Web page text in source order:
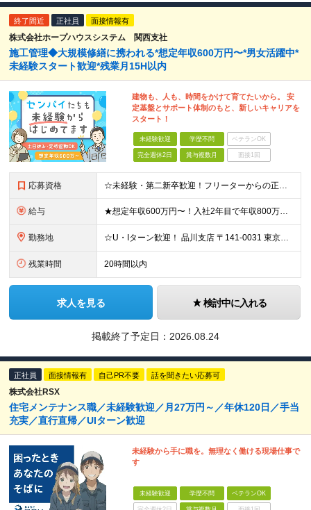
終了間近 正社員 面接情報有
株式会社ホープハウスシステム 関西支社
施工管理◆大規模修繕に携われる*想定年収600万円〜*男女活躍中*
未経験スタート歓迎*残業月15H以内
建物も、人も、時間をかけて育てたいから。 安
定基盤とサポート体制のもと、新しいキャリアを
スタート！
未経験歓迎 学歴不問 ベテランOK
完全週休2日 賞与複数月 面接1回
応募資格 ☆未経験・第二新卒歓迎！フリーターからの正社員デビューも応援◎ ☆雇用形態、転職回数は一切不問です！ ◆普通自動車免許（AT限定可）をお持ちの方 ◆学歴不問 ★こんな方にピッタリ★ ・人とコミュニケ
給与 ★想定年収600万円〜！入社2年目で年収800万円の実績あり ★経験者の方は月給30万円以上＆前給保証！ 月給27万円〜＋各種手当＋賞与年2回 ※これまでのご経験やスキルに応じて加給・優遇いたします
勤務地 ☆U・Iターン歓迎！ 品川支店 〒141-0031 東京都品川区西五反田8-1-14 最勝ビル 11F 横浜支店 〒141-0031 東京都品川区西五反田8-1-14 最勝ビル 11F 新潟支店
残業時間 20時間以内
求人を見る 検討中に入れる
掲載終了予定日： 2026.08.24
正社員 面接情報有 自己PR不要 話を聞きたい応募可
株式会社RSX
住宅メンテナンス職／未経験歓迎／月27万円～／年休120日／手当
充実／直行直帰／UIターン歓迎
未経験から手に職を。無理なく働ける現場仕事で
す
未経験歓迎 学歴不問 ベテランOK